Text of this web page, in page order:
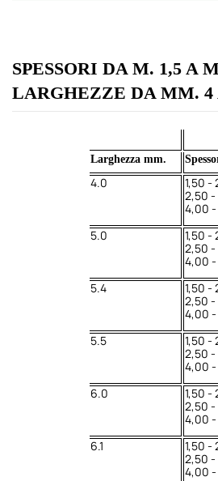
SPESSORI DA M. 1,5 A
LARGHEZZE DA MM. 4
Larghezza mm.
4.0
1,50 -
2,50
4,00
5.0
1,50 -
2,50
4,00
5.4
1,50 -
2,50
4,00
5.5
1,50 -
2,50
4,00
6.0
1,50 -
2,50
4,00
6.1
1,50 -
2,50
4,00